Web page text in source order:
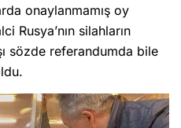
onaylanmamış oy
Rusya’nın silahların
sözde referandumda bile